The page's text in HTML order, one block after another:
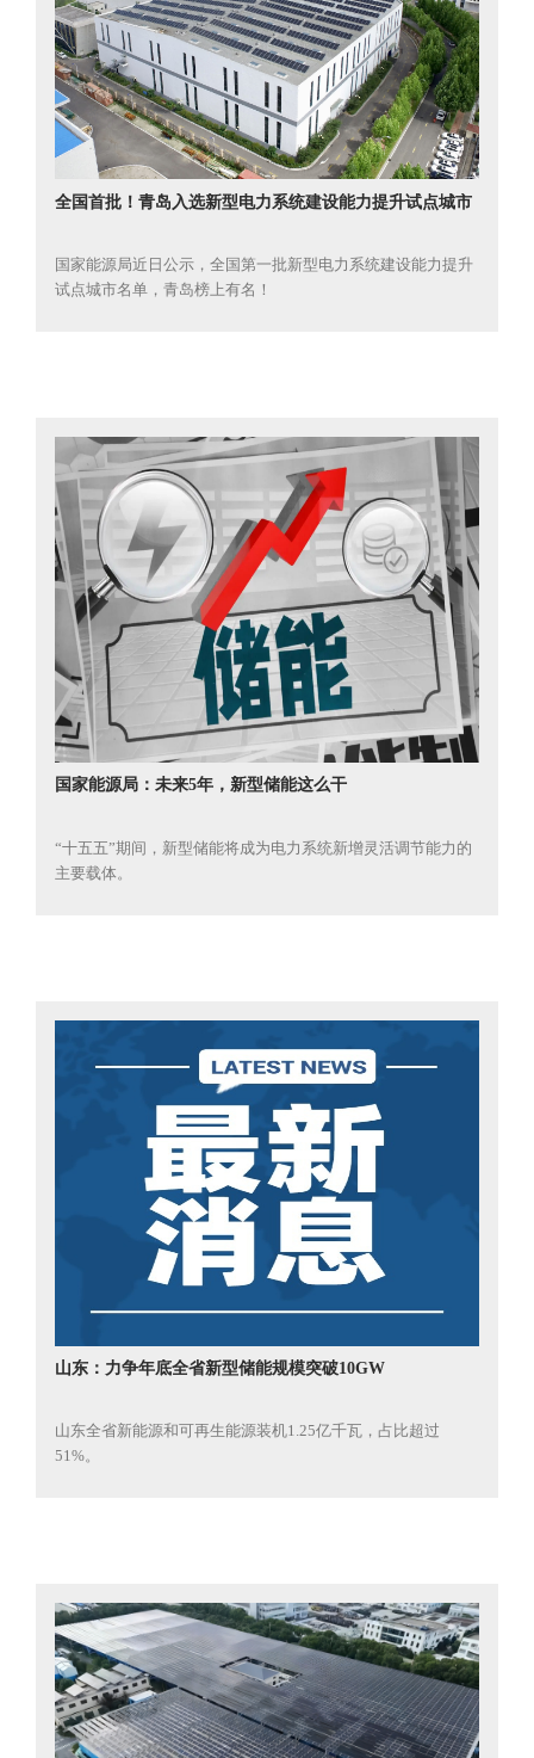
全国首批！青岛入选新型电力系统建设能力提升试点城市
国家能源局近日公示，全国第一批新型电力系统建设能力提升
试点城市名单，青岛榜上有名！
国家能源局：未来5年，新型储能这么干
“十五五”期间，新型储能将成为电力系统新增灵活调节能力的
主要载体。
山东：力争年底全省新型储能规模突破10GW
山东全省新能源和可再生能源装机1.25亿千瓦，占比超过
51%。